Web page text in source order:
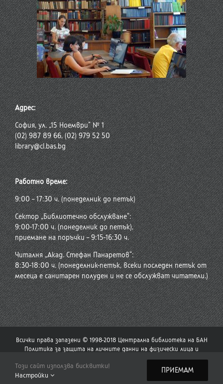
Адрес:
София, ул. „15 Ноември“ № 1
(02) 987 89 66, (02) 979 52 50
library@cl.bas.bg
Работно време:
9:00 – 17:30 ч. (понеделник до петък)
Сектор „Библиотечно обслужване“:
9:00-17:00 ч. (понеделник до петък),
приемане на поръчки – 9:15-16:30 ч.
Читалня „Акад. Стефан Панаретов“:
8:30-18:00 ч. (понеделник-петък, всеки последен петък от
месеца е санитарен полуден и не се обслужват читатели.)
Всички права запазени © 1998-2018 Централна библиотека на БАН
Политика за защита на личните данни на физически лица и
политика за употреба на бисквитки
Стар сайт на Централната библиотека
Сайт на Българската
Този сайт използва бисквитки!
Настройки
ПРИЕМАМ